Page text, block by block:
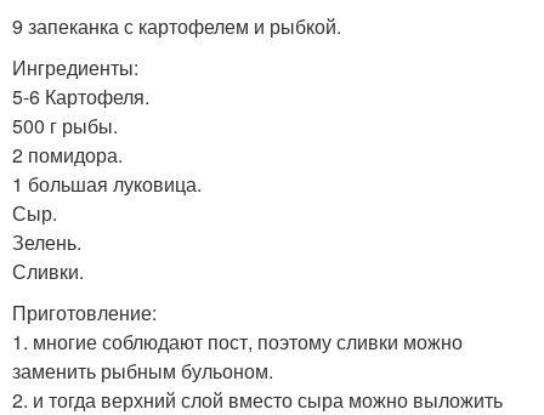
9 запеканка с картофелем и рыбкой.
Ингредиенты:
5-6 Картофеля.
500 г рыбы.
2 помидора.
1 большая луковица.
Сыр.
Зелень.
Сливки.
Приготовление:
1. многие соблюдают пост, поэтому сливки можно
заменить рыбным бульоном.
2. и тогда верхний слой вместо сыра можно выложить